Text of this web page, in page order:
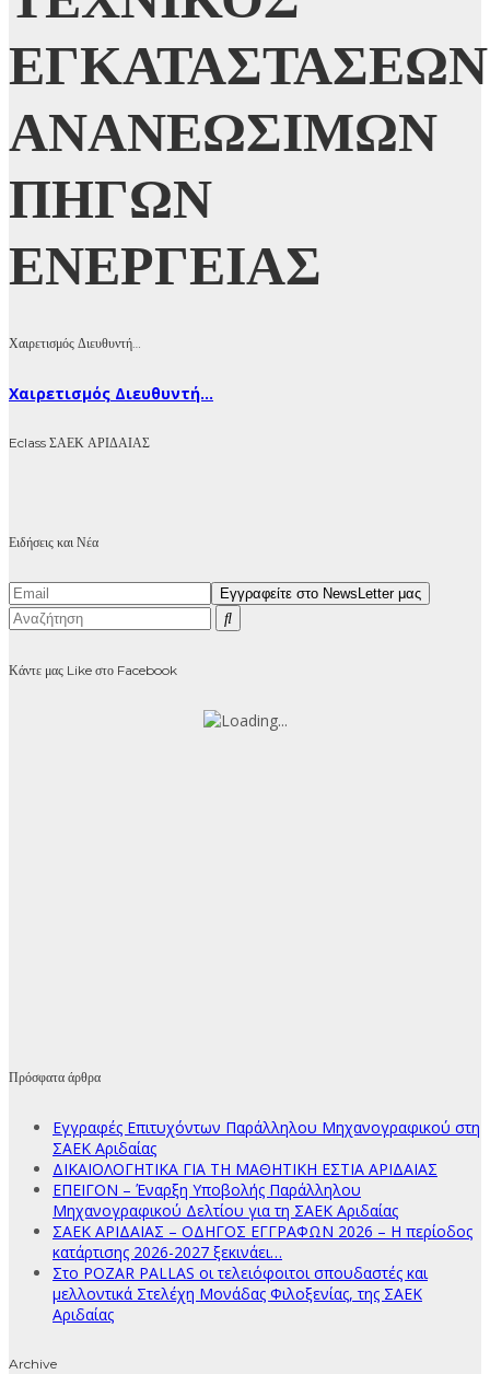
ΕΓΚΑΤΑΣΤΑΣΕΩΝ
ΑΝΑΝΕΩΣΙΜΩΝ
ΠΗΓΩΝ
ΕΝΕΡΓΕΙΑΣ
Χαιρετισμός Διευθυντή…
Χαιρετισμός Διευθυντή...
Eclass ΣΑΕΚ ΑΡΙΔΑΙΑΣ
Ειδήσεις και Νέα
Κάντε μας Like στο Facebook
Πρόσφατα άρθρα
Εγγραφές Επιτυχόντων Παράλληλου Μηχανογραφικού στη
ΣΑΕΚ Αριδαίας
ΔΙΚΑΙΟΛΟΓΗΤΙΚΑ ΓΙΑ ΤΗ ΜΑΘΗΤΙΚΗ ΕΣΤΙΑ ΑΡΙΔΑΙΑΣ
ΕΠΕΙΓΟΝ – Έναρξη Υποβολής Παράλληλου
Μηχανογραφικού Δελτίου για τη ΣΑΕΚ Αριδαίας
ΣΑΕΚ ΑΡΙΔΑΙΑΣ – ΟΔΗΓΟΣ ΕΓΓΡΑΦΩΝ 2026 – Η περίοδος
κατάρτισης 2026-2027 ξεκινάει…
Στο POZAR PALLAS οι τελειόφοιτοι σπουδαστές και
μελλοντικά Στελέχη Μονάδας Φιλοξενίας, της ΣΑΕΚ
Αριδαίας
Archive